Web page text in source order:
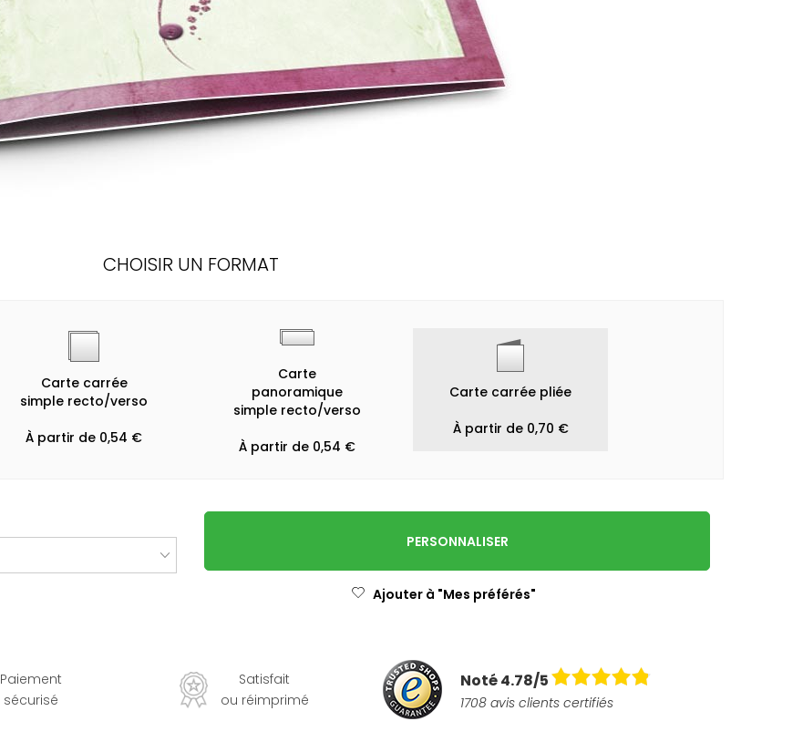
CHOISIR UN FORMAT
Carte carrée
simple recto/verso
À partir de 0,54 €
Carte
panoramique
simple recto/verso
À partir de 0,54 €
Carte carrée pliée
À partir de 0,70 €
PERSONNALISER
Ajouter à "Mes préférés"
Paiement
sécurisé
Satisfait
ou réimprimé
Noté 4.78/5
1708 avis clients certifiés